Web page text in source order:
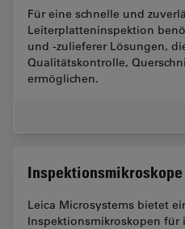
Für eine schnelle und
Leiterplatteninspektion
und -zulieferer Lösungen,
Qualitätskontrolle,
ermöglichen.
Inspektionsmikroskope
Leica Microsystems bietet
Inspektionsmikroskopen